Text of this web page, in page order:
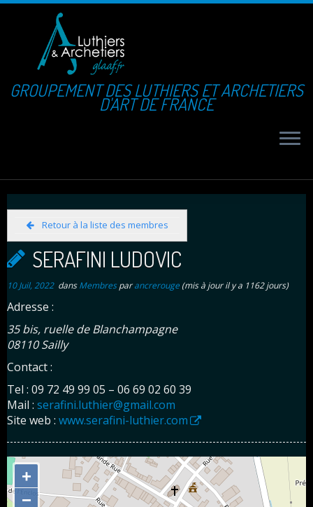
GROUPEMENT DES LUTHIERS ET ARCHETIERS
D'ART DE FRANCE
Retour à la liste des membres
SERAFINI LUDOVIC
10 Juil, 2022dansMembresparancrerouge (mis à jour il y a 1162 jours)
Adresse :
35 bis, ruelle de Blanchampagne
08110 Sailly
Contact :
Tel : 09 72 49 99 05 – 06 69 02 60 39
Mail : serafini.luthier@gmail.com
Site web : www.serafini-luthier.com